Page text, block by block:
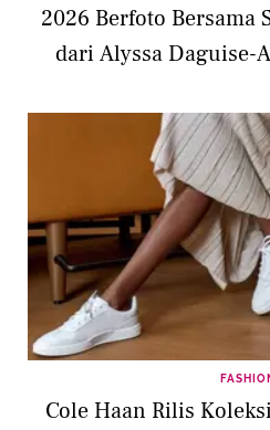
2026 Berfoto Bersama
dari Alyssa Daguise-
Cole Haan Rilis